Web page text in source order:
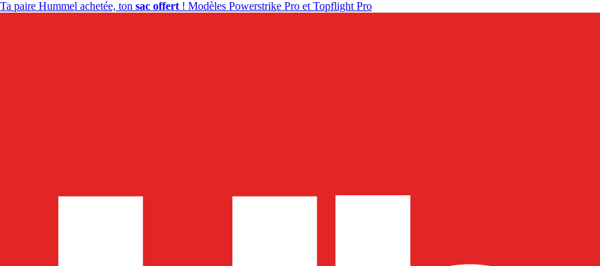
Ta paire Hummel achetée, ton sac offert ! Modèles Powerstrike Pro et Topflight Pro